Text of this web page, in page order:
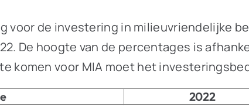
voor de investering in milieuvriendelijke
De hoogte van de percentages is
komen voor MIA moet het
2022